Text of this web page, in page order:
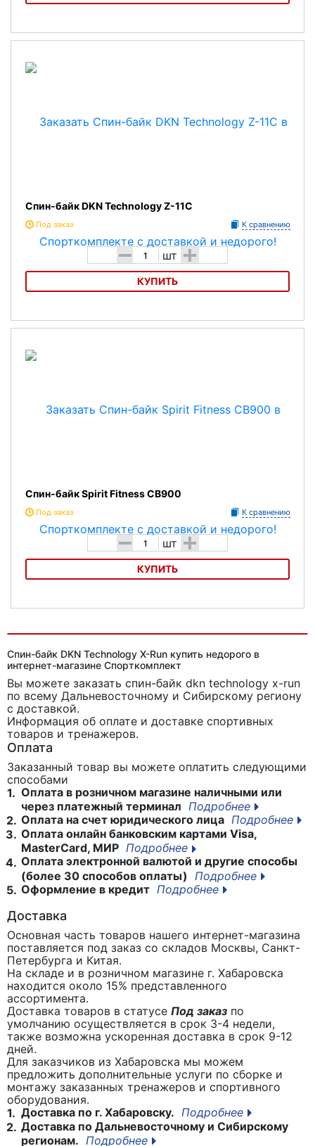
Сайкл NordicTrack GX 5.2
Спин-байк DKN Technology Z-11C
Под заказ К сравнению
- шт +
КУПИТЬ
Спин-байк DKN Technology Z-11C
Спин-байк Spirit Fitness CB900
Под заказ К сравнению
- шт +
КУПИТЬ
Спин-байк DKN Technology X-Run купить недорого в
интернет-магазине Спорткомплект
Вы можете заказать спин-байк dkn technology x-run
по всему Дальневосточному и Сибирскому региону
с доставкой.
Информация об оплате и доставке спортивных
товаров и тренажеров.
Оплата
Заказанный товар вы можете оплатить следующими
способами
1. Оплата в розничном магазине наличными или
через платежный терминал Подробнее
2. Оплата на счет юридического лица Подробнее
3. Оплата онлайн банковским картами Visa,
MasterCard, МИР Подробнее
4. Оплата электронной валютой и другие способы
(более 30 способов оплаты)
Подробнее
5. Оформление в кредит Подробнее
Доставка
Основная часть товаров нашего интернет-магазина
поставляется под заказ со складов Москвы, Санкт-
Петербурга и Китая.
На складе и в розничном магазине г. Хабаровска
находится около 15% представленного
ассортимента.
Доставка товаров в статусе Под заказ по
умолчанию осуществляется в срок 3-4 недели,
также возможна ускоренная доставка в срок 9-12
дней.
Для заказчиков из Хабаровска мы можем
предложить дополнительные услуги по сборке и
монтажу заказанных тренажеров и спортивного
оборудования.
1. Доставка по г. Хабаровску. Подробнее
2. Доставка по Дальневосточному и Сибирскому
регионам. Подробнее